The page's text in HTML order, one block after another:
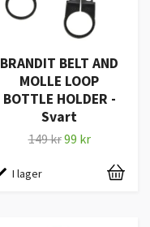
BRANDIT BELT AND
MOLLE LOOP
BOTTLE HOLDER -
Svart
149 kr99 kr
I lager